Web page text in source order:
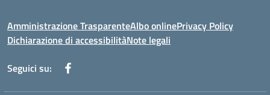
Amministrazione TrasparenteAlbo onlinePrivacy Policy
Dichiarazione di accessibilitàNote legali
Seguici su: